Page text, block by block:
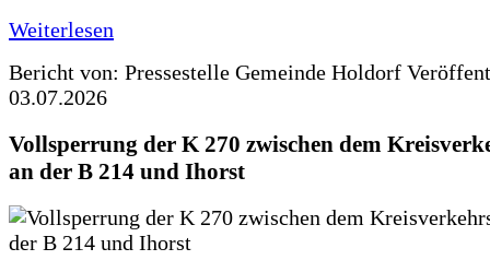
Weiterlesen
Bericht von: Pressestelle Gemeinde Holdorf
03.07.2026
Vollsperrung der K 270 zwischen dem
an der B 214 und Ihorst